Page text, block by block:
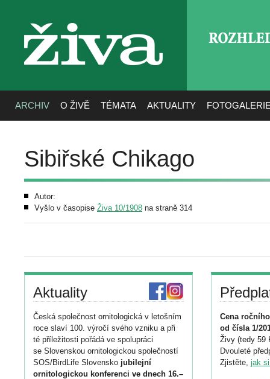
živa
ARCHIV O ŽIVĚ TÉMATA AKTUALITY
Sibiřské Chikago
Autor:
Vyšlo v časopise Živa 10/1908 na straně 314
Aktuality
Česká společnost ornitologická v letošním
roce slaví 100. výročí svého vzniku a při
té příležitosti pořádá ve spolupráci
se Slovenskou ornitologickou společností
SOS/BirdLife Slovensko jubilejní
ornitologickou konferenci ve dnech 16.–
Cena
od čísla 1/
Živy (tedy 59
Dvouleté
Zjistěte, jak